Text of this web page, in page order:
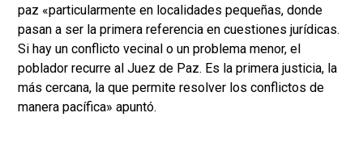
paz «particularmente en localidades pequeñas, donde
pasan a ser la primera referencia en cuestiones jurídicas.
Si hay un conflicto vecinal o un problema menor, el
poblador recurre al Juez de Paz. Es la primera justicia, la
más cercana, la que permite resolver los conflictos de
manera pacífica» apuntó.